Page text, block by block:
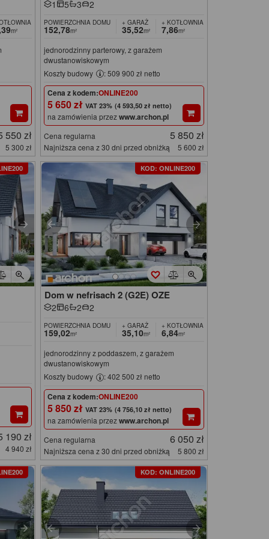
m²
550 zł
5 300 zł
1 5 3 2
POWIERZCHNIA DOMU
152,78m²
+ GARAŻ
35,52m²
+ KOTŁOWNIA
7,86m²
jednorodzinny parterowy, z garażem
dwustanowiskowym
Koszty budowy
: 509 900 zł netto
Cena z kodem:ONLINE200
5 650 zł (4 593,50 zł netto)
na zamówienia przezwww.archon.pl
Cena regularna 5 850 zł
Najniższa cena z 30 dni przed obniżką 5 600 zł
190 zł
4 940 zł
KOD: ONLINE200
Dom w nefrisach 2 (G2E) OZE
2 6 2 2
POWIERZCHNIA DOMU
159,02m²
+ GARAŻ
35,10m²
+ KOTŁOWNIA
6,84m²
jednorodzinny z poddaszem, z garażem
dwustanowiskowym
Koszty budowy
: 402 500 zł netto
Cena z kodem:ONLINE200
5 850 zł (4 756,10 zł netto)
na zamówienia przezwww.archon.pl
Cena regularna 6 050 zł
Najniższa cena z 30 dni przed obniżką 5 800 zł
KOD: ONLINE200